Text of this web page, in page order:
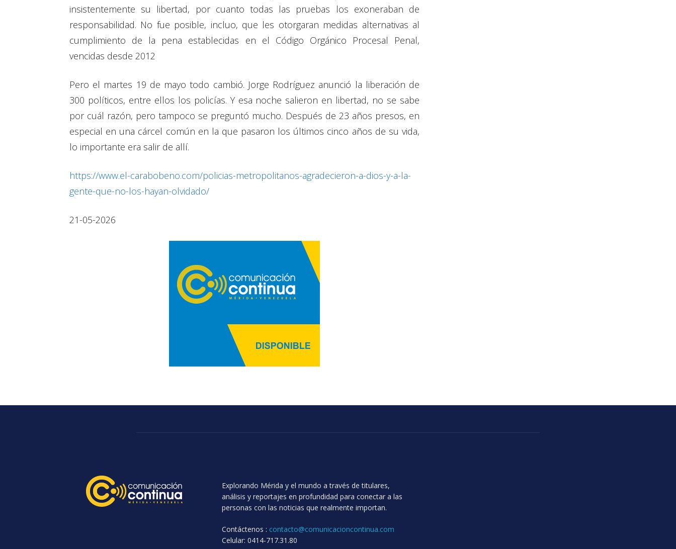
insistentemente su libertad, por cuanto todas las pruebas los exoneraban de
responsabilidad. No fue posible, incluo, que les otorgaran medidas alternativas al
cumplimiento de la pena establecidas en el Código Orgánico Procesal Penal,
vencidas desde 2012
Pero el martes 19 de mayo todo cambió. Jorge Rodríguez anunció la liberación de
300 políticos, entre ellos los policías. Y esa noche salieron en libertad, no se sabe
por cuál razón, pero tampoco se preguntó mucho. Después de 23 años presos, en
especial en una cárcel común en la que pasaron los últimos cinco años de su vida,
lo importante era salir de allí.
https://www.el-carabobeno.com/policias-metropolitanos-agradecieron-a-dios-y-a-la-
gente-que-no-los-hayan-olvidado/
21-05-2026
Explorando Mérida y el mundo a través de titulares,
análisis y reportajes en profundidad para conectar a las
personas con las noticias que realmente importan.
Contáctenos : contacto@comunicacioncontinua.com
Celular: 0414-717.31.80